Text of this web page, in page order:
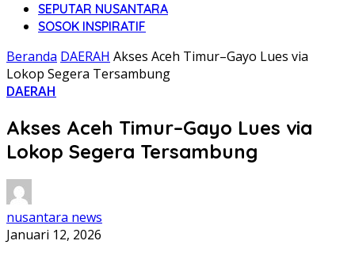
SEPUTAR NUSANTARA
SOSOK INSPIRATIF
Beranda DAERAH Akses Aceh Timur–Gayo Lues via
Lokop Segera Tersambung
DAERAH
Akses Aceh Timur–Gayo Lues via
Lokop Segera Tersambung
nusantara news
Januari 12, 2026